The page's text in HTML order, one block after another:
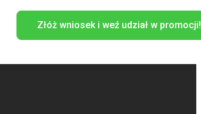
Złóż wniosek i weź udział w promocji!